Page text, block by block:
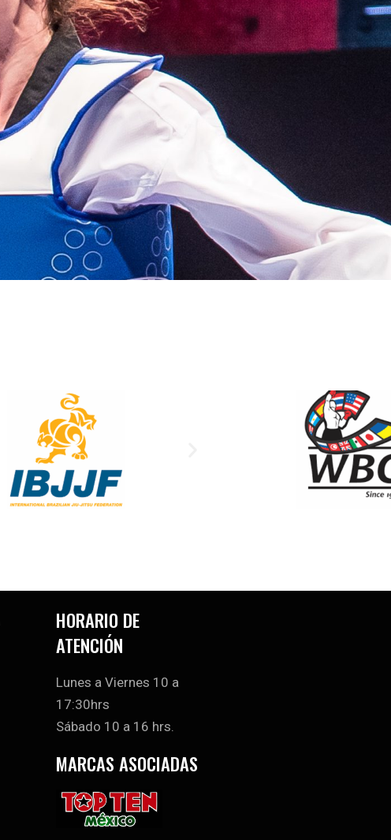
HORARIO DE
ATENCIÓN
Lunes a Viernes 10 a
17:30hrs
Sábado 10 a 16 hrs.
MARCAS ASOCIADAS